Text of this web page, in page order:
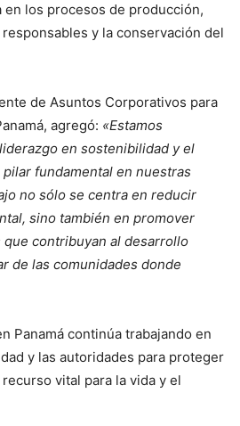
en los procesos de producción,
y la conservación del
de Asuntos Corporativos para
agregó: «Estamos
en sostenibilidad y el
fundamental en nuestras
no sólo se centra en reducir
sino también en promover
contribuyan al desarrollo
de las comunidades donde
Panamá continúa trabajando en
y las autoridades para proteger
vital para la vida y el